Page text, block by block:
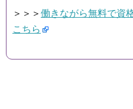
＞＞＞ 働きながら無料で資
こちら